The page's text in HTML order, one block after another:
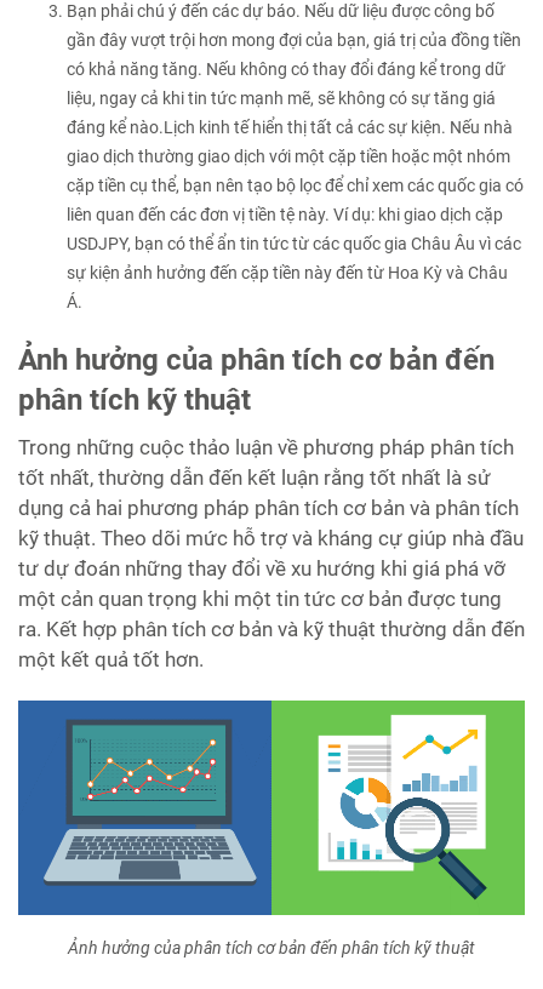
Bạn phải chú ý đến các dự báo. Nếu dữ liệu được công bố
gần đây vượt trội hơn mong đợi của bạn, giá trị của đồng tiền
có khả năng tăng. Nếu không có thay đổi đáng kể trong dữ
liệu, ngay cả khi tin tức mạnh mẽ, sẽ không có sự tăng giá
đáng kể nào.Lịch kinh tế hiển thị tất cả các sự kiện. Nếu nhà
giao dịch thường giao dịch với một cặp tiền hoặc một nhóm
cặp tiền cụ thể, bạn nên tạo bộ lọc để chỉ xem các quốc gia có
liên quan đến các đơn vị tiền tệ này. Ví dụ: khi giao dịch cặp
USDJPY, bạn có thể ẩn tin tức từ các quốc gia Châu Âu vì các
sự kiện ảnh hưởng đến cặp tiền này đến từ Hoa Kỳ và Châu
Á.
Ảnh hưởng của phân tích cơ bản đến
phân tích kỹ thuật
Trong những cuộc thảo luận về phương pháp phân tích
tốt nhất, thường dẫn đến kết luận rằng tốt nhất là sử
dụng cả hai phương pháp phân tích cơ bản và phân tích
kỹ thuật. Theo dõi mức hỗ trợ và kháng cự giúp nhà đầu
tư dự đoán những thay đổi về xu hướng khi giá phá vỡ
một cản quan trọng khi một tin tức cơ bản được tung
ra. Kết hợp phân tích cơ bản và kỹ thuật thường dẫn đến
một kết quả tốt hơn.
Ảnh hưởng của phân tích cơ bản đến phân tích kỹ thuật